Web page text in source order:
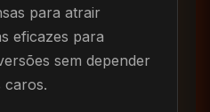
para atrair
eficazes para
sem depender
caros.